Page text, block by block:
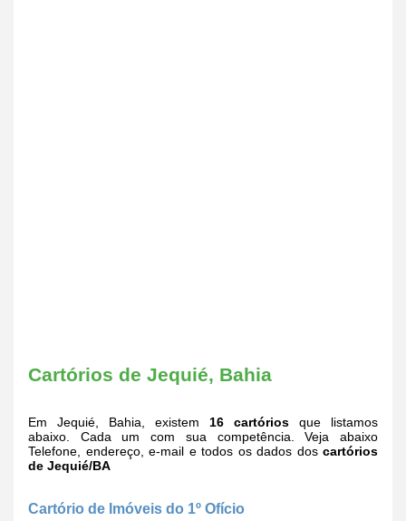
Cartórios de Jequié, Bahia
Em Jequié, Bahia, existem 16 cartórios que listamos
abaixo. Cada um com sua competência. Veja abaixo
Telefone, endereço, e-mail e todos os dados dos cartórios
de Jequié/BA
Cartório de Imóveis do 1º Ofício